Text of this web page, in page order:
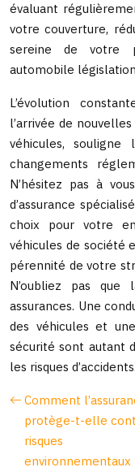
évaluant
votre couverture,
sereine de votre
automobile
L’évolution
l’arrivée de
véhicules, souligne
changements
N’hésitez pas à
d’assurance
choix pour votre
véhicules de société
pérennité de votre
N’oubliez pas
assurances. Une
des véhicules et
sécurité sont autant
les risques d’accidents.
Comment
protège-t-elle
risques
environnementaux